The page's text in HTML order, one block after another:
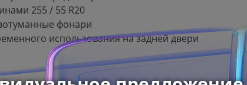
255 / 55 R20
фонари
использования на задней двери